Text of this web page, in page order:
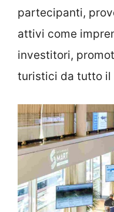
partecipanti,
attivi come
investitori,
turistici da tutto il